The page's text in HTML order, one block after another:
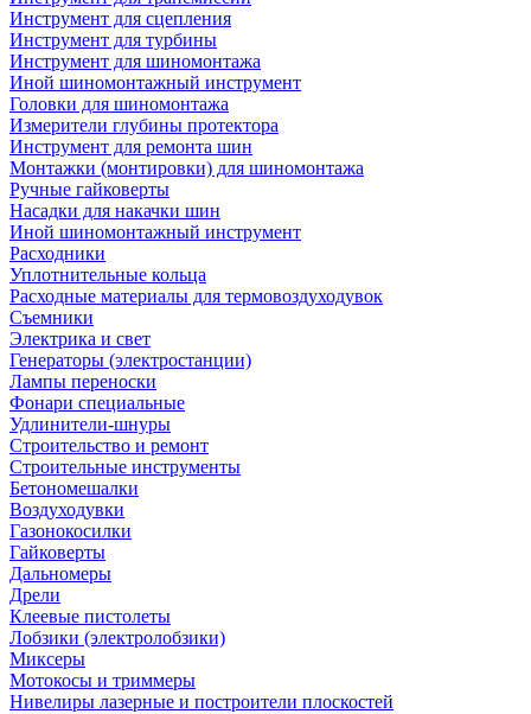
Инструмент для сцепления
Инструмент для турбины
Инструмент для шиномонтажа
Иной шиномонтажный инструмент
Головки для шиномонтажа
Измерители глубины протектора
Инструмент для ремонта шин
Монтажки (монтировки) для шиномонтажа
Ручные гайковерты
Насадки для накачки шин
Иной шиномонтажный инструмент
Расходники
Уплотнительные кольца
Расходные материалы для термовоздуходувок
Съемники
Электрика и свет
Генераторы (электростанции)
Лампы переноски
Фонари специальные
Удлинители-шнуры
Строительство и ремонт
Строительные инструменты
Бетономешалки
Воздуходувки
Газонокосилки
Гайковерты
Дальномеры
Дрели
Клеевые пистолеты
Лобзики (электролобзики)
Миксеры
Мотокосы и триммеры
Нивелиры лазерные и построители плоскостей